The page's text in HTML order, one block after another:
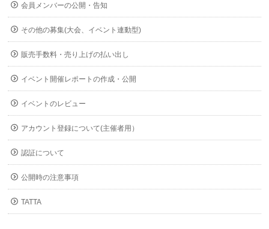
会員メンバーの公開・告知
その他の募集(大会、イベント連動型)
販売手数料・売り上げの払い出し
イベント開催レポートの作成・公開
イベントのレビュー
アカウント登録について(主催者用）
認証について
公開時の注意事項
TATTA